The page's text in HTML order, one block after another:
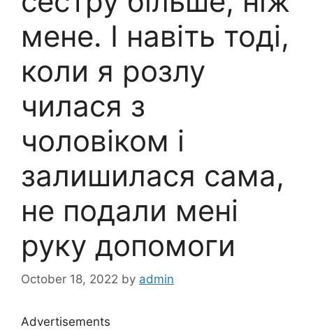
мене. І навіть тоді,
коли я розлу
чилася з
чоловіком і
залишилася сама,
не подали мені
руку допомоги
October 18, 2022 by admin
Advertisements